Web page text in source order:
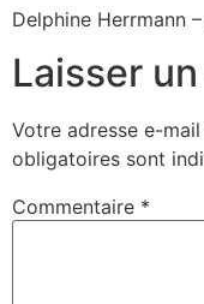
Delphine Herrmann
Laisser
Votre adresse e-
obligatoires sont
Commentaire *